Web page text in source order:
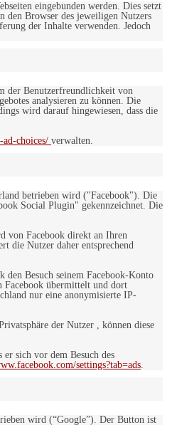
eingebunden werden. Dies setzt
den Browser des jeweiligen Nutzers
der Inhalte verwenden. Jedoch
der Benutzerfreundlichkeit von
analysieren zu können. Die
wird darauf hingewiesen, dass die
choices/ verwalten.
betrieben wird ("Facebook"). Die
Social Plugin" gekennzeichnet. Die
von Facebook direkt an Ihren
die Nutzer daher entsprechend
den Besuch seinem Facebook-Konto
Facebook übermittelt und dort
nur eine anonymisierte IP-
der Nutzer , können diese
sich vor dem Besuch des
settings?tab=ads.
wird (“Google”). Der Button ist